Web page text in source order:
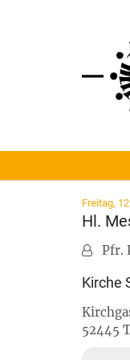
Freitag,
Hl.
Pfr.
Kirche
52445